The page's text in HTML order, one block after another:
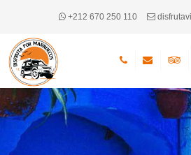
+212 670 250 110